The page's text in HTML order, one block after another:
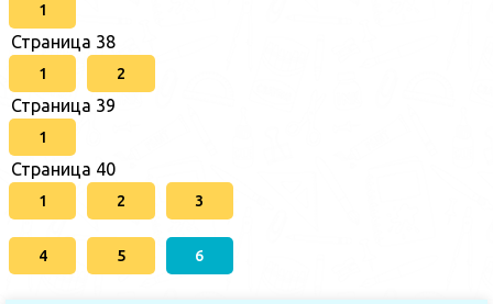
1
Страница 38
1 2
Страница 39
1
Страница 40
1 2 3
4 5 6